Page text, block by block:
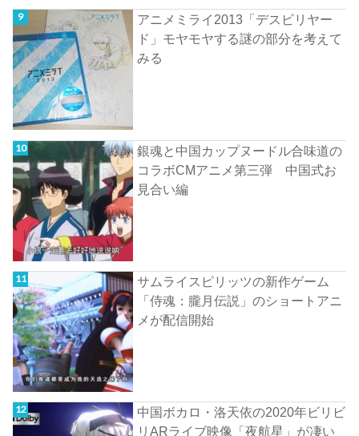
アニメミライ2013「デスビリヤー
ド」モヤモヤする謎の部分を考えて
みる
銀魂と中国カップヌードル合味道の
コラボCMアニメ第三弾 中国式お
見合い編
サムライスピリッツの新作ゲーム
「侍魂：朧月伝説」のショートアニ
メが配信開始
中国ボカロ・洛天依の2020年ビリビ
リARライブ映像「夜航星」が凄い